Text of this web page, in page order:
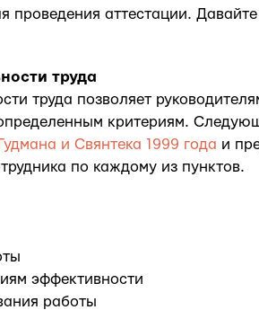
проведения аттестации.
труда
труда позволяет
критериям.
Гудмана и Свянтека 1999 года и
по каждому из пунктов.
эффективности
работы